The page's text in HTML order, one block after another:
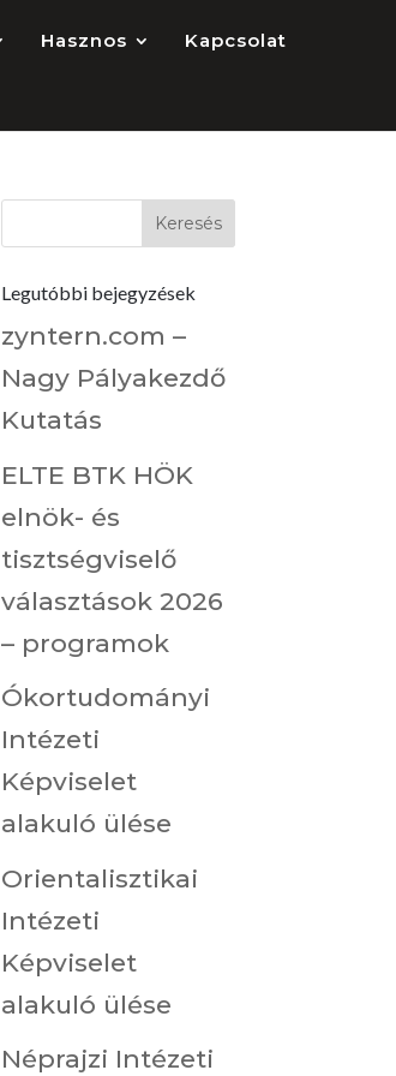
Hasznos Kapcsolat
Legutóbbi bejegyzések
zyntern.com –
Nagy Pályakezdő
Kutatás
ELTE BTK HÖK
elnök- és
tisztségviselő
választások 2026
– programok
Ókortudományi
Intézeti
Képviselet
alakuló ülése
Orientalisztikai
Intézeti
Képviselet
alakuló ülése
Néprajzi Intézeti